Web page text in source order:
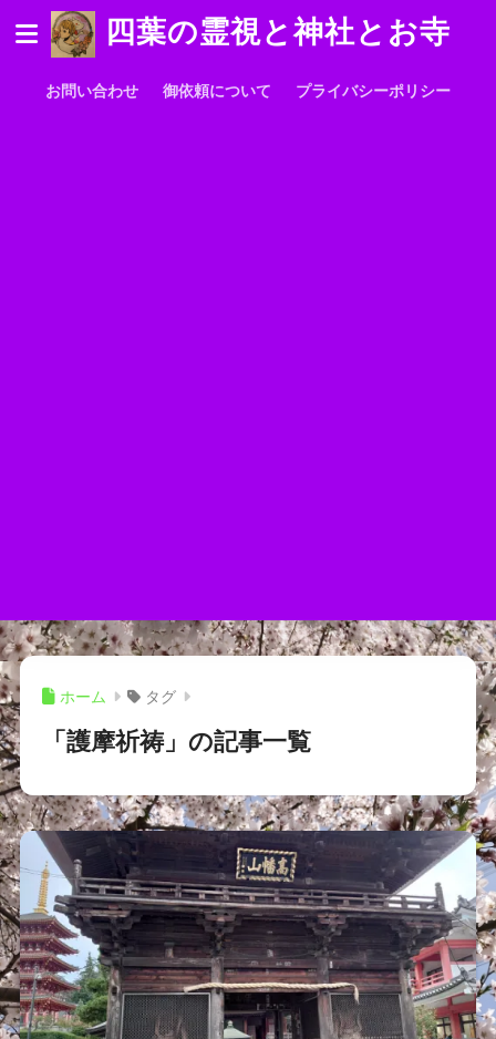
四葉の霊視と神社とお寺
お問い合わせ 御依頼について プライバシーポリシー
ホーム タグ
「護摩祈祷」の記事一覧